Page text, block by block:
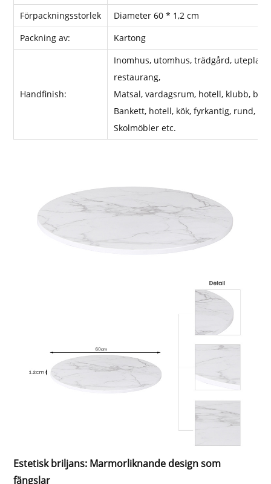
Förpackningsstorlek
Diameter 60 * 1,2 cm
Packning av:
Kartong
Handfinish:
Inomhus, utomhus, trädgård,
restaurang,
Matsal, vardagsrum, hotell, klubb,
Bankett, hotell, kök, fyrkantig, rund,
Skolmöbler etc.
Estetisk briljans: Marmorliknande design som
fängslar